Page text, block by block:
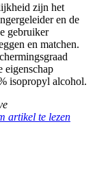
zijn het
en de
gebruiker
en matchen.
eigenschap
isopropyl alcohol.
artikel te lezen